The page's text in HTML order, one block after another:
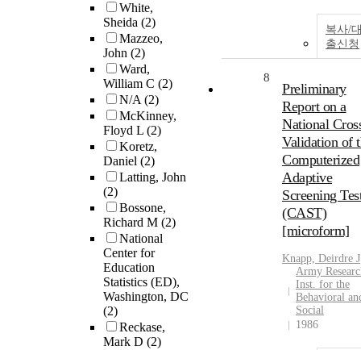
White,
Sheida (2)
Mazzeo,
John (2)
Ward,
William C (2)
N/A(2)
McKinney,
Floyd L (2)
Koretz,
Daniel (2)
Latting, John
(2)
Bossone,
Richard M (2)
National
Center for
Education
Statistics (ED),
Washington, DC
(2)
Reckase,
Mark D (2)
복사/
출신청
8
Preliminary
Report on a
National
Validation of
Computerized
Adaptive
Screening
(CAST)
[microform]
Knapp, Deirdre J
Army
Inst. for the
Behavioral
Social
1986